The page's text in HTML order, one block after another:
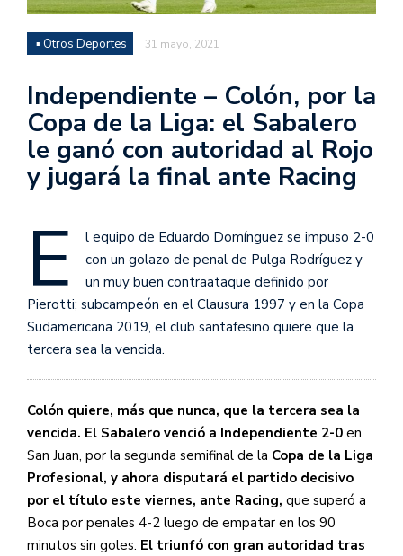
▪ Otros Deportes 31 mayo, 2021
Independiente – Colón, por la
Copa de la Liga: el Sabalero
le ganó con autoridad al Rojo
y jugará la final ante Racing
E
l equipo de Eduardo Domínguez se impuso 2-0
con un golazo de penal de Pulga Rodríguez y
un muy buen contraataque definido por
Pierotti; subcampeón en el Clausura 1997 y en la Copa
Sudamericana 2019, el club santafesino quiere que la
tercera sea la vencida.
Colón quiere, más que nunca, que la tercera sea la
vencida. El Sabalero venció a Independiente 2-0 en
San Juan, por la segunda semifinal de la Copa de la Liga
Profesional, y ahora disputará el partido decisivo
por el título este viernes, ante Racing, que superó a
Boca por penales 4-2 luego de empatar en los 90
minutos sin goles. El triunfó con gran autoridad tras